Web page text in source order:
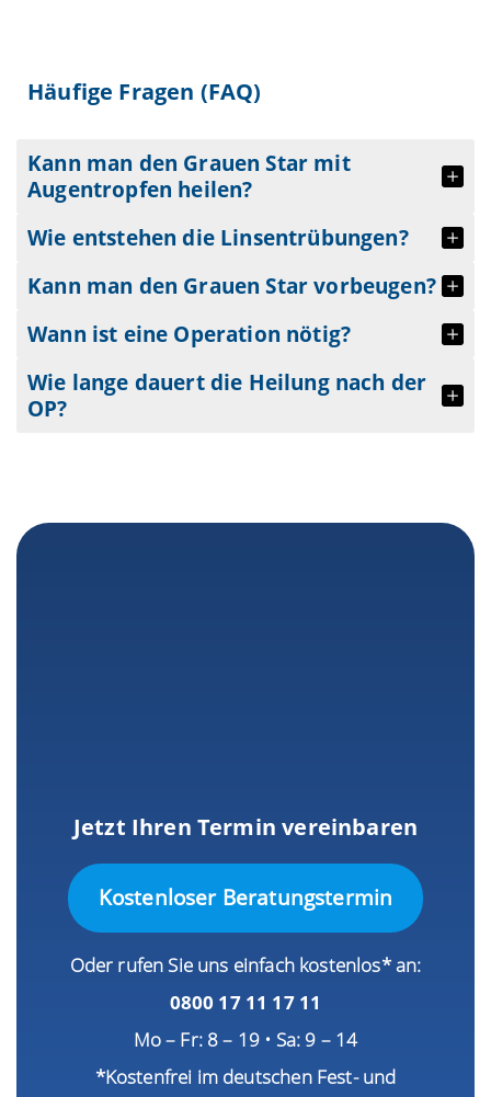
Häufige Fragen (FAQ)
Kann man den Grauen Star mit
Augentropfen heilen?
Wie entstehen die Linsentrübungen?
Kann man den Grauen Star vorbeugen?
Wann ist eine Operation nötig?
Wie lange dauert die Heilung nach der
OP?
Jetzt Ihren Termin vereinbaren
Kostenloser Beratungstermin
Oder rufen Sie uns einfach kostenlos* an:
0800 17 11 17 11
Mo – Fr: 8 – 19 • Sa: 9 – 14
*Kostenfrei im deutschen Fest- und